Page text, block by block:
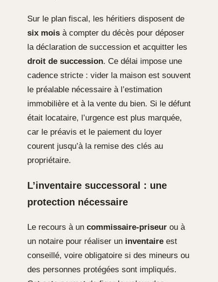
Sur le plan fiscal, les héritiers disposent de
six mois à compter du décès pour déposer
la déclaration de succession et acquitter les
droit de succession. Ce délai impose une
cadence stricte : vider la maison est souvent
le préalable nécessaire à l’estimation
immobilière et à la vente du bien. Si le défunt
était locataire, l’urgence est plus marquée,
car le préavis et le paiement du loyer
courent jusqu’à la remise des clés au
propriétaire.
L’inventaire successoral : une
protection nécessaire
Le recours à un commissaire-priseur ou à
un notaire pour réaliser un inventaire est
conseillé, voire obligatoire si des mineurs ou
des personnes protégées sont impliqués.